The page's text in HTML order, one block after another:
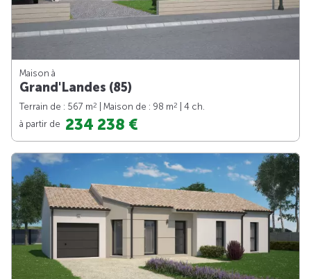
Maison à
Grand'Landes (85)
Terrain de : 567 m2 | Maison de : 98 m2
| 4 ch.
à partir de 234 238 €